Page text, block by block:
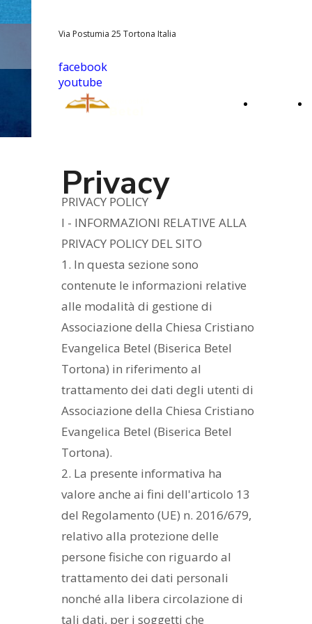
facebook
youtube
Via Postumia 25 Tortona Italia
Privacy
PRIVACY POLICY
I - INFORMAZIONI RELATIVE ALLA
PRIVACY POLICY DEL SITO
1. In questa sezione sono
contenute le informazioni relative
alle modalità di gestione di
Associazione della Chiesa Cristiano
Evangelica Betel (Biserica Betel
Tortona) in riferimento al
trattamento dei dati degli utenti di
Associazione della Chiesa Cristiano
Evangelica Betel (Biserica Betel
Tortona).
2. La presente informativa ha
valore anche ai fini dell'articolo 13
del Regolamento (UE) n. 2016/679,
relativo alla protezione delle
persone fisiche con riguardo al
trattamento dei dati personali
nonché alla libera circolazione di
tali dati, per i soggetti che